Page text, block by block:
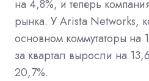
на 4,8%, и теперь
рынка. У Arista Networks,
основном коммутаторы на
за квартал выросли на
20,7%.